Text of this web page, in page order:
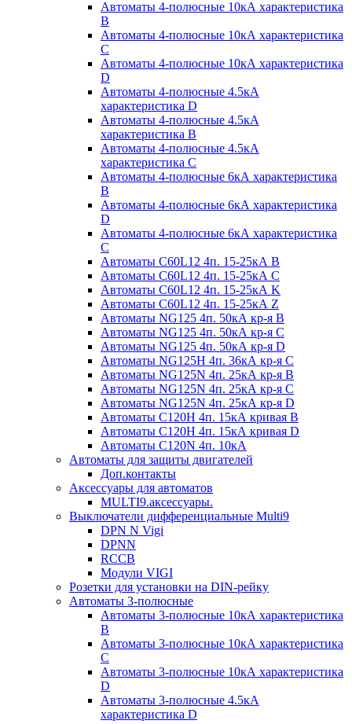
Автоматы 4-полюсные 10кА характеристика
B
Автоматы 4-полюсные 10кА характеристика
C
Автоматы 4-полюсные 10кА характеристика
D
Автоматы 4-полюсные 4.5кА
характеристика D
Автоматы 4-полюсные 4.5кА
характеристика В
Автоматы 4-полюсные 4.5кА
характеристика С
Автоматы 4-полюсные 6кА характеристика
B
Автоматы 4-полюсные 6кА характеристика
D
Автоматы 4-полюсные 6кА характеристика
С
Автоматы C60L12 4п. 15-25кА B
Автоматы C60L12 4п. 15-25кА C
Автоматы C60L12 4п. 15-25кА K
Автоматы C60L12 4п. 15-25кА Z
Автоматы NG125 4п. 50кА кр-я B
Автоматы NG125 4п. 50кА кр-я C
Автоматы NG125 4п. 50кА кр-я D
Автоматы NG125H 4п. 36кА кр-я C
Автоматы NG125N 4п. 25кА кр-я B
Автоматы NG125N 4п. 25кА кр-я C
Автоматы NG125N 4п. 25кА кр-я D
Автоматы С120H 4п. 15кА кривая B
Автоматы С120H 4п. 15кА кривая D
Автоматы С120N 4п. 10кА
Автоматы для защиты двигателей
Доп.контакты
Аксессуары для автоматов
MULTI9.аксессуары.
Выключатели дифференциальные Multi9
DPN N Vigi
DPNN
RCCB
Модули VIGI
Розетки для установки на DIN-рейку
Автоматы 3-полюсные
Автоматы 3-полюсные 10кА характеристика
B
Автоматы 3-полюсные 10кА характеристика
C
Автоматы 3-полюсные 10кА характеристика
D
Автоматы 3-полюсные 4.5кА
характеристика D